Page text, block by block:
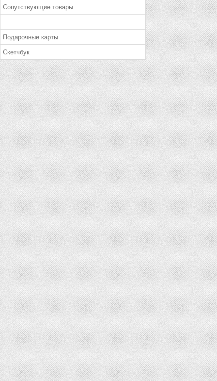
Сопутствующие товары
Подарочные карты
Скетчбук